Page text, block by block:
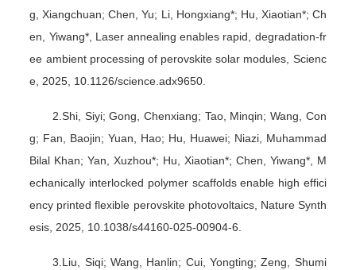
g, Xiangchuan; Chen, Yu; Li, Hongxiang*; Hu, Xiaotian*; Ch
en, Yiwang*, Laser annealing enables rapid, degradation-fr
ee ambient processing of perovskite solar modules, Scienc
e, 2025, 10.1126/science.adx9650.
2.Shi, Siyi; Gong, Chenxiang; Tao, Minqin; Wang, Con
g; Fan, Baojin; Yuan, Hao; Hu, Huawei; Niazi, Muhammad
Bilal Khan; Yan, Xuzhou*; Hu, Xiaotian*; Chen, Yiwang*, M
echanically interlocked polymer scaffolds enable high effici
ency printed flexible perovskite photovoltaics, Nature Synth
esis, 2025, 10.1038/s44160-025-00904-6.
3.Liu, Siqi; Wang, Hanlin; Cui, Yongting; Zeng, Shumi